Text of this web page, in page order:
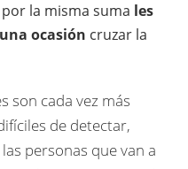
la misma suma les
ocasión cruzar la
son cada vez más
de detectar,
personas que van a